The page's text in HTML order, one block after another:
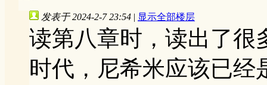
发表于 2024-2-7 23:54 | 显示全部楼层
读第八章时，读出了很
时代，尼希米应该已经